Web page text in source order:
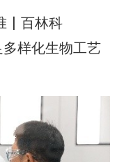
｜百林科
样化生物工艺